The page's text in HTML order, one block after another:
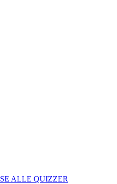
SE ALLE QUIZZER